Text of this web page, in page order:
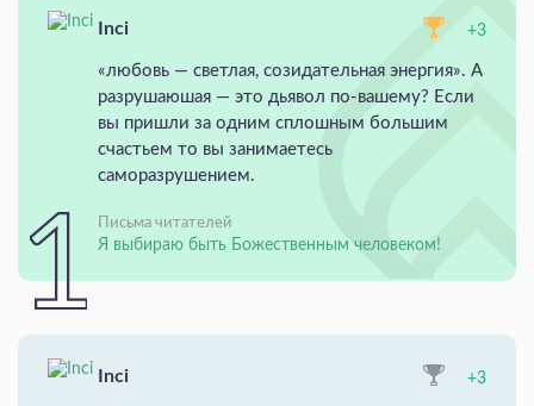
Inci +3
«любовь — светлая, созидательная энергия». А
разрушаюшая — это дьявол по-вашему? Если
вы пришли за одним сплошным большим
счастьем то вы занимаетесь
саморазрушением.
Письма читателей
Я выбираю быть Божественным человеком!
Inci +3